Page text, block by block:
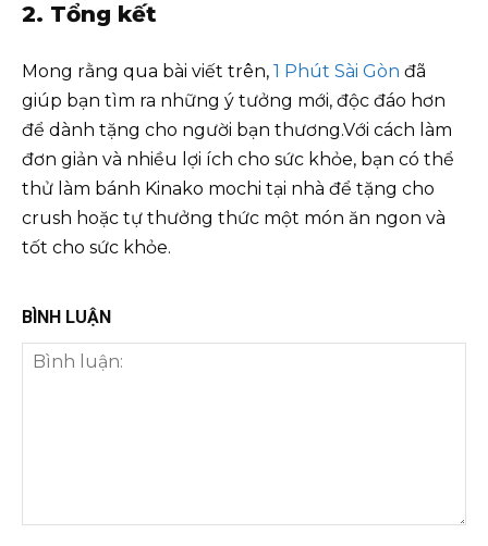
2. Tổng kết
Mong rằng qua bài viết trên, 1 Phút Sài Gòn đã
giúp bạn tìm ra những ý tưởng mới, độc đáo hơn
để dành tặng cho người bạn thương.Với cách làm
đơn giản và nhiều lợi ích cho sức khỏe, bạn có thể
thử làm bánh Kinako mochi tại nhà để tặng cho
crush hoặc tự thưởng thức một món ăn ngon và
tốt cho sức khỏe.
BÌNH LUẬN